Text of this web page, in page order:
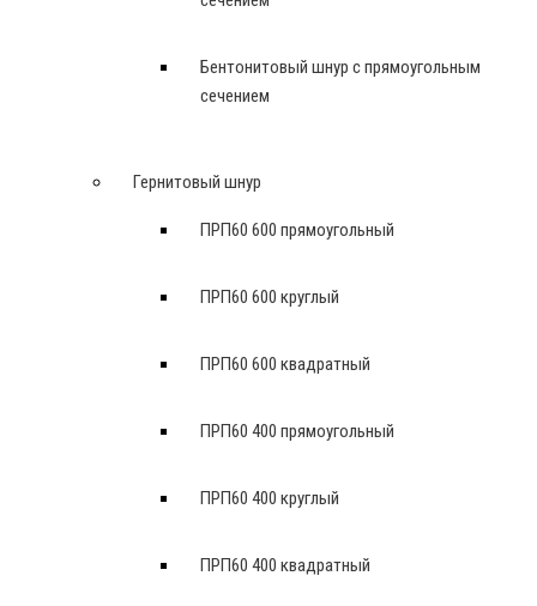
Бентонитовый шнур с прямоугольным
сечением
Гернитовый шнур
ПРП60 600 прямоугольный
ПРП60 600 круглый
ПРП60 600 квадратный
ПРП60 400 прямоугольный
ПРП60 400 круглый
ПРП60 400 квадратный